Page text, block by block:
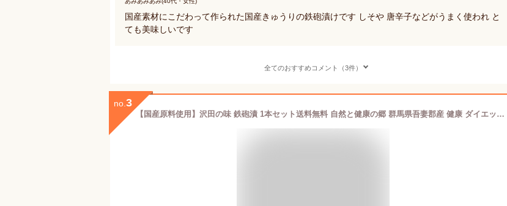
国産素材にこだわって作られた国産きゅうりの鉄砲漬けです しそや 唐辛子などがうまく使われ と
ても美味しいです
全てのおすすめコメント（3件）
no. 3
【国産原料使用】沢田の味 鉄砲漬 1本セット送料無料 自然と健康の郷 群馬県吾妻郡産 健康 ダイエット ギフト プレゼント バレンタインデー プチギフト お茶 内祝い チャイ 2025